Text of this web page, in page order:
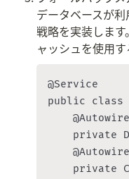
データベースが
戦略を実装しま
ャッシュを使用す
@Service
public class
private
private